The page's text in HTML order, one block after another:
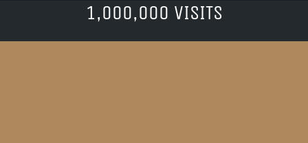
1,000,000 VISITS